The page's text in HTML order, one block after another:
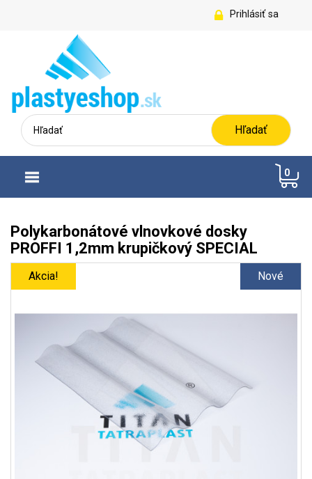
Prihlásiť sa
0
Hľadať
Polykarbonátové vlnovkové dosky
PROFFI 1,2mm krupičkový SPECIAL
Nové
Akcia!